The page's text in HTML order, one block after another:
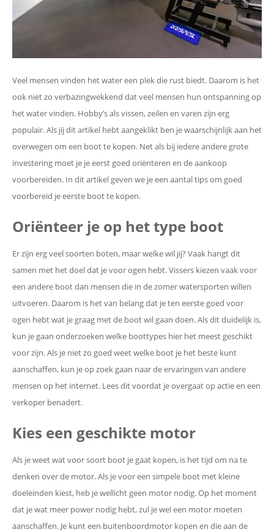
Veel mensen vinden het water een plek die rust biedt. Daarom is het
ook niet zo verbazingwekkend dat veel mensen hun ontspanning op
het water vinden. Hobby’s als vissen, zeilen en varen zijn erg
populair. Als jij dit artikel hebt aangeklikt ben je waarschijnlijk aan het
overwegen om een boot te kopen. Net als bij iedere andere grote
investering moet je je eerst goed oriënteren en de aankoop
voorbereiden. In dit artikel geven we je een aantal tips om goed
voorbereid je eerste boot te kopen.
Oriënteer je op het type boot
Er zijn erg veel soorten boten, maar welke wil jij? Vaak hangt dit
samen met het doel dat je voor ogen hebt. Vissers kiezen vaak voor
een andere boot dan mensen die in de zomer watersporten willen
uitvoeren. Daarom is het van belang dat je ten eerste goed voor
ogen hebt wat je graag met de boot wil gaan doen. Als dit duidelijk is,
kun je gaan onderzoeken welke boottypes hier het meest geschikt
voor zijn. Als je niet zo goed weet welke boot je het beste kunt
aanschaffen, kun je op zoek gaan naar de ervaringen van andere
mensen op het internet. Lees dit voordat je overgaat op actie en een
verkoper benadert.
Kies een geschikte motor
Als je weet wat voor soort boot je gaat kopen, is het tijd om na te
denken over de motor. Als je voor een simpele boot met kleine
doeleinden kiest, heb je wellicht geen motor nodig. Op het moment
dat je wat meer power nodig hebt, zul je wel een motor moeten
aanschaffen. Je kunt een buitenboordmotor kopen en die aan de